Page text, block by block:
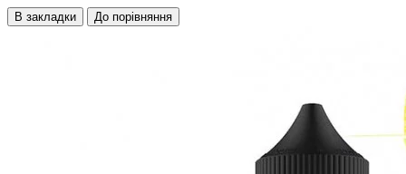
В закладки До порівняння